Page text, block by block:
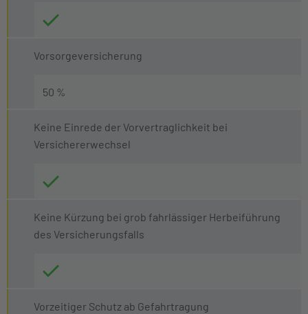
Vorsorgeversicherung
50 %
Keine Einrede der Vorvertraglichkeit bei
Versichererwechsel
Keine Kürzung bei grob fahrlässiger Herbeiführung
des Versicherungsfalls
Vorzeitiger Schutz ab Gefahrtragung